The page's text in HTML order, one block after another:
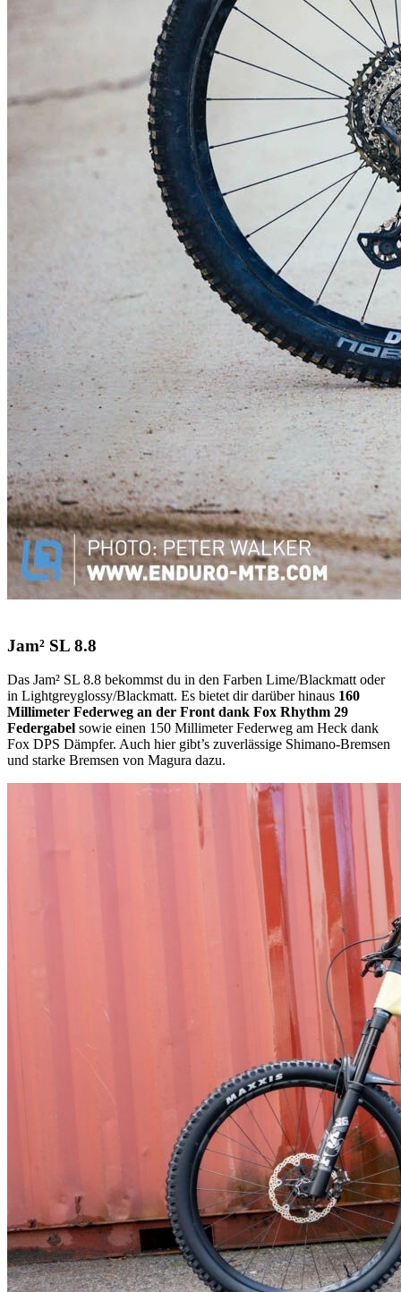
Jam² SL 8.8
Das Jam² SL 8.8 bekommst du in den Farben Lime/Blackmatt oder
in Lightgreyglossy/Blackmatt. Es bietet dir darüber hinaus 160
Millimeter Federweg an der Front dank Fox Rhythm 29
Federgabel sowie einen 150 Millimeter Federweg am Heck dank
Fox DPS Dämpfer. Auch hier gibt’s zuverlässige Shimano-Bremsen
und starke Bremsen von Magura dazu.